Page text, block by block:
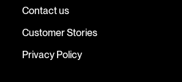
Contact us
Customer Stories
Privacy Policy